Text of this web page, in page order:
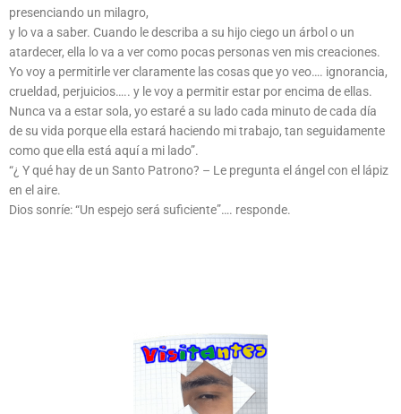
presenciando un milagro,
y lo va a saber. Cuando le describa a su hijo ciego un árbol o un
atardecer, ella lo va a ver como pocas personas ven mis creaciones.
Yo voy a permitirle ver claramente las cosas que yo veo…. ignorancia,
crueldad, perjuicios….. y le voy a permitir estar por encima de ellas.
Nunca va a estar sola, yo estaré a su lado cada minuto de cada día
de su vida porque ella estará haciendo mi trabajo, tan seguidamente
como que ella está aquí a mi lado”.
“¿ Y qué hay de un Santo Patrono? – Le pregunta el ángel con el lápiz
en el aire.
Dios sonríe: “Un espejo será suficiente”…. responde.